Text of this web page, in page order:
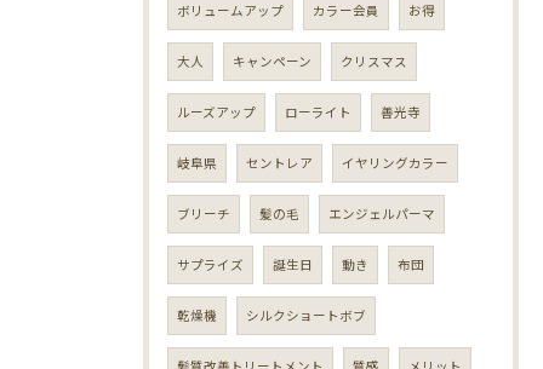
ボリュームアップ カラー会員 お得
大人 キャンペーン クリスマス
ルーズアップ ローライト 善光寺
岐阜県 セントレア イヤリングカラー
ブリーチ 髪の毛 エンジェルパーマ
サプライズ 誕生日 動き 布団
乾燥機 シルクショートボブ